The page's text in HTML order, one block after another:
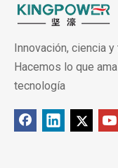
Innovación, ciencia
Hacemos lo que
tecnología